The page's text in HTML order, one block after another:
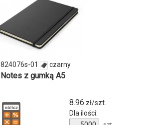
ilości
produktu
824076s-
824076s-01 czarny
Notes z gumką A5
8.96 zł/szt.
Dla ilości:
Ilość